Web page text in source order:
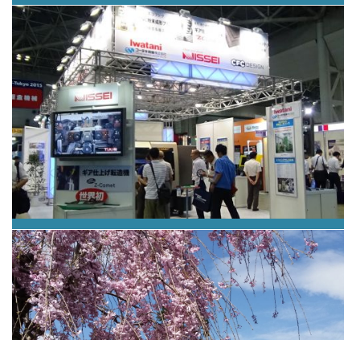
MF-Tokyo2015出展の様子
（2015年7月）